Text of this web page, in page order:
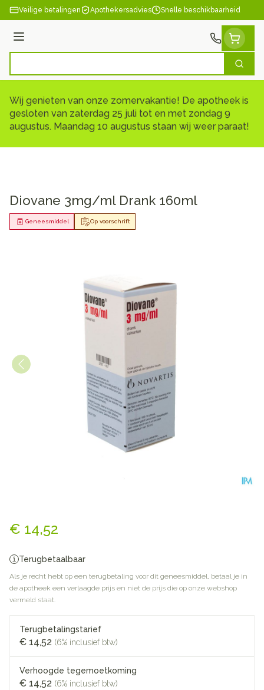
Ga naar de inhoud
Veilige betalingen Apothekersadvies Snelle beschikbaarheid
Menu
Zoek
Wij genieten van onze zomervakantie! De apotheek is
gesloten van zaterdag 25 juli tot en met zondag 9
augustus. Maandag 10 augustus staan wij weer paraat!
Diovane 3mg/ml Drank 160ml
Op voorschrift
Geneesmiddel
€ 14,52
Terugbetaalbaar
Als je recht hebt op een terugbetaling voor dit geneesmiddel, betaal je in
de apotheek een verlaagde prijs en niet de prijs die op onze webshop
vermeld staat.
Terugbetalingstarief
€ 14,52 (6% inclusief btw)
Verhoogde tegemoetkoming
€ 14,52 (6% inclusief btw)